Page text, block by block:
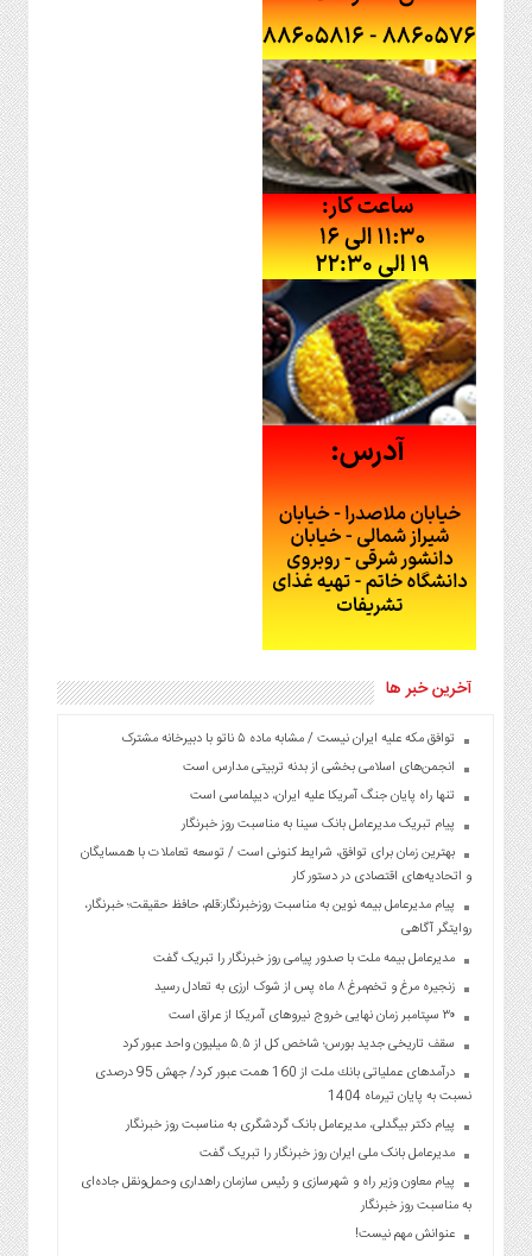
آخرین خبر ها
توافق مکه علیه ایران نیست / مشابه ماده ۵ ناتو با دبیرخانه مشترک
انجمن‌های اسلامی بخشی از بدنه تربیتی مدارس است
تنها راه پایان جنگ آمریکا علیه ایران، دیپلماسی است
پیام تبریک مدیرعامل بانک سینا به مناسبت روز خبرنگار
بهترین زمان برای توافق، شرایط کنونی است / توسعه تعاملات با همسایگان
و اتحادیه‌های اقتصادی در دستور کار
پیام مدیرعامل بیمه نوین به مناسبت روزخبرنگار:قلم، حافظ حقیقت؛ خبرنگار،
روایتگر آگاهی
مدیرعامل بیمه ملت با صدور پیامی روز خبرنگار را تبریک گفت
زنجیره مرغ و تخم‌مرغ ۸ ماه پس از شوک ارزی به تعادل رسید
۳۰ سپتامبر زمان نهایی خروج نیروهای آمریکا از عراق است
سقف تاریخی جدید بورس؛ شاخص کل از ۵.۵ میلیون واحد عبور کرد
درآمدهای عملیاتی بانك ملت از 160 همت عبور كرد/ جهش 95 درصدی
نسبت به پایان تیرماه 1404
پیام دکتر بیگدلی، مدیرعامل بانک گردشگری به مناسبت روز خبرنگار
مدیرعامل بانک ملی ایران روز خبرنگار را تبریک گفت
پیام معاون وزیر راه و شهرسازی و رئیس سازمان راهداری وحمل‌ونقل جاده‌ای
به مناسبت روز خبرنگار
عنوانش مهم نیست!